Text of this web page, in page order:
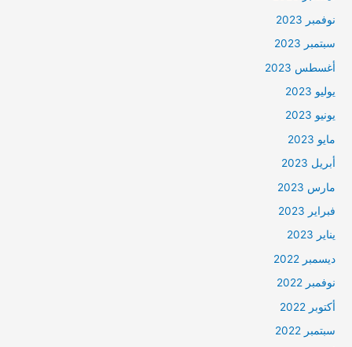
نوفمبر 2023
سبتمبر 2023
أغسطس 2023
يوليو 2023
يونيو 2023
مايو 2023
أبريل 2023
مارس 2023
فبراير 2023
يناير 2023
ديسمبر 2022
نوفمبر 2022
أكتوبر 2022
سبتمبر 2022